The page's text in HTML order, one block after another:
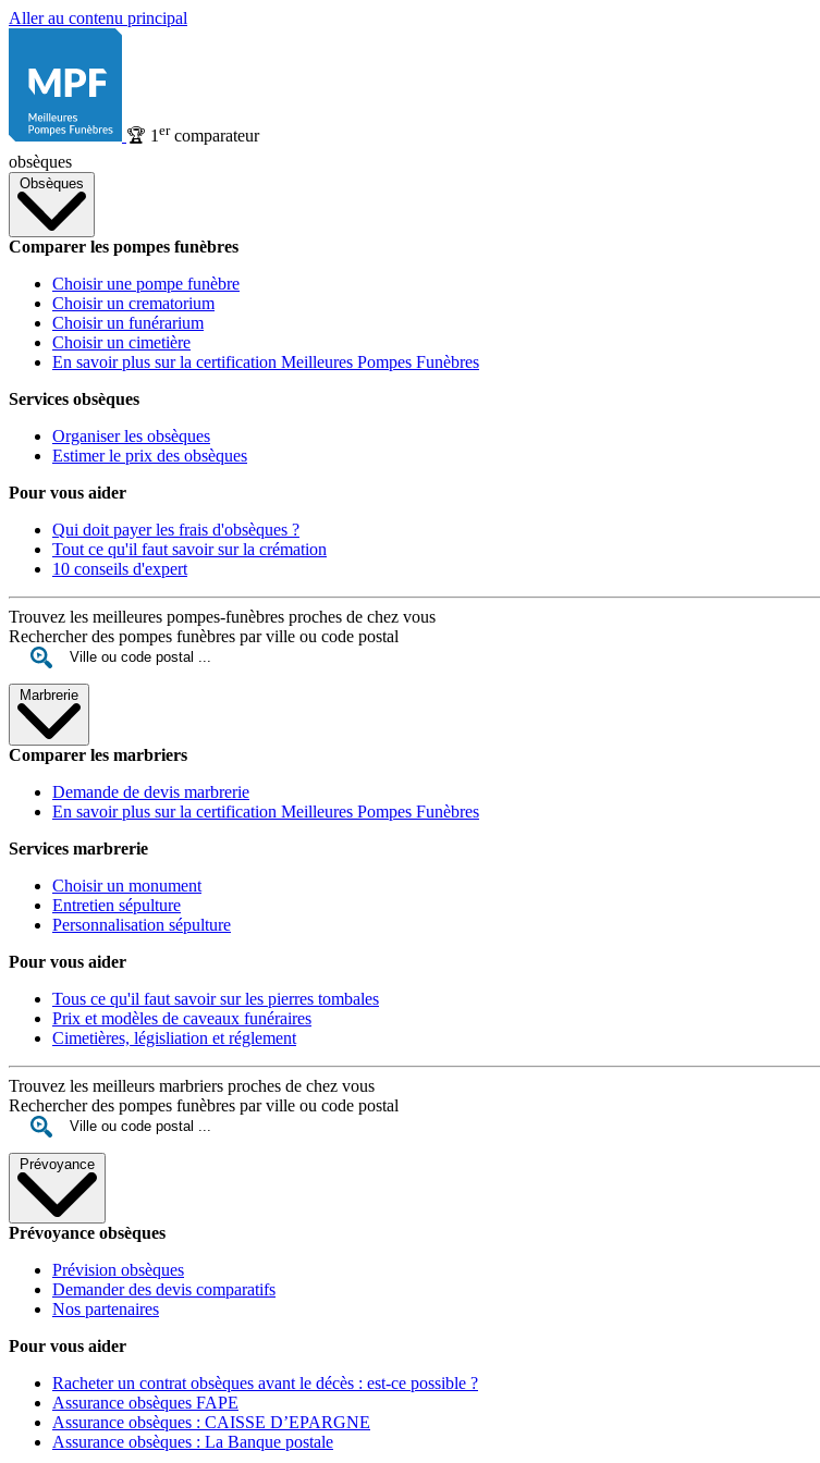
Aller au contenu principal
🏆 1 ercomparateur
obsèques
Obsèques
Comparer les pompes funèbres
Choisir une pompe funèbre
Choisir un crematorium
Choisir un funérarium
Choisir un cimetière
En savoir plus sur la certification Meilleures Pompes Funèbres
Services obsèques
Organiser les obsèques
Estimer le prix des obsèques
Pour vous aider
Qui doit payer les frais d'obsèques ?
Tout ce qu'il faut savoir sur la crémation
10 conseils d'expert
Trouvez les meilleures pompes-funèbres proches de chez vous
Rechercher des pompes funèbres par ville ou code postal
Marbrerie
Comparer les marbriers
Demande de devis marbrerie
En savoir plus sur la certification Meilleures Pompes Funèbres
Services marbrerie
Choisir un monument
Entretien sépulture
Personnalisation sépulture
Pour vous aider
Tous ce qu'il faut savoir sur les pierres tombales
Prix et modèles de caveaux funéraires
Cimetières, législiation et réglement
Trouvez les meilleurs marbriers proches de chez vous
Rechercher des pompes funèbres par ville ou code postal
Prévoyance
Prévoyance obsèques
Prévision obsèques
Demander des devis comparatifs
Nos partenaires
Pour vous aider
Racheter un contrat obsèques avant le décès : est-ce possible ?
Assurance obsèques FAPE
Assurance obsèques : CAISSE D’EPARGNE
Assurance obsèques : La Banque postale